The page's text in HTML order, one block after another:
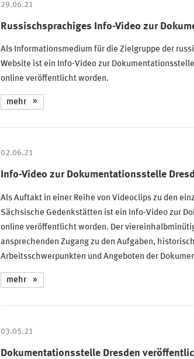
29.06.21
Russischsprachiges Info-Video zur
Als Informationsmedium für die Zielgruppe der
Website ist ein Info-Video zur
online veröffentlicht worden.
mehr
02.06.21
Info-Video zur Dokumentationsstelle
Als Auftakt in einer Reihe von Videoclips zu den
Sächsische Gedenkstätten ist ein Info-Video zur
online veröffentlicht worden. Der
ansprechenden Zugang zu den Aufgaben,
Arbeitsschwerpunkten und Angeboten der
mehr
03.05.21
Dokumentationsstelle Dresden